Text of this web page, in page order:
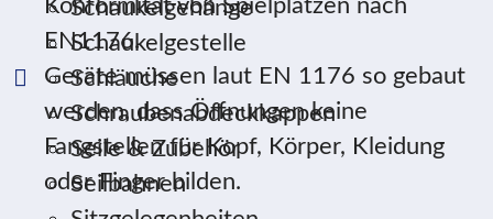
Schaukelgehänge
Schaukelgestelle
Schläuche
Schraubenabdeckkappen
Seile & Zubehör
Seilbahnen
Konformität von Spielplätzen nach
EN1176.
Geräte müssen laut EN 1176 so gebaut
werden, dass Öffnungen keine
Fangstellen für Kopf, Körper, Kleidung
oder Finger bilden.